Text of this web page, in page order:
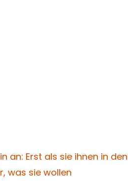
an: Erst als sie ihnen in den
was sie wollen